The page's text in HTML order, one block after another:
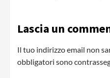
Lascia un
Il tuo indirizzo email non
obbligatori sono